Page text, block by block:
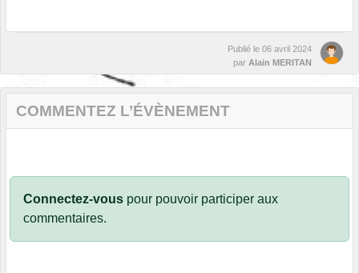
Publié le 06 avril 2024
par Alain MERITAN
COMMENTEZ L’ÉVÈNEMENT
Connectez-vous pour pouvoir participer aux
commentaires.